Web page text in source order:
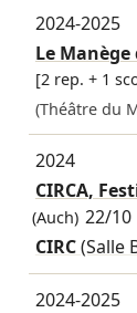
2024-2025
Le Manège
[2 rep. + 1
(Théâtre du
2024
CIRCA,
(Auch) 22/10
CIRC(Salle
2024-2025